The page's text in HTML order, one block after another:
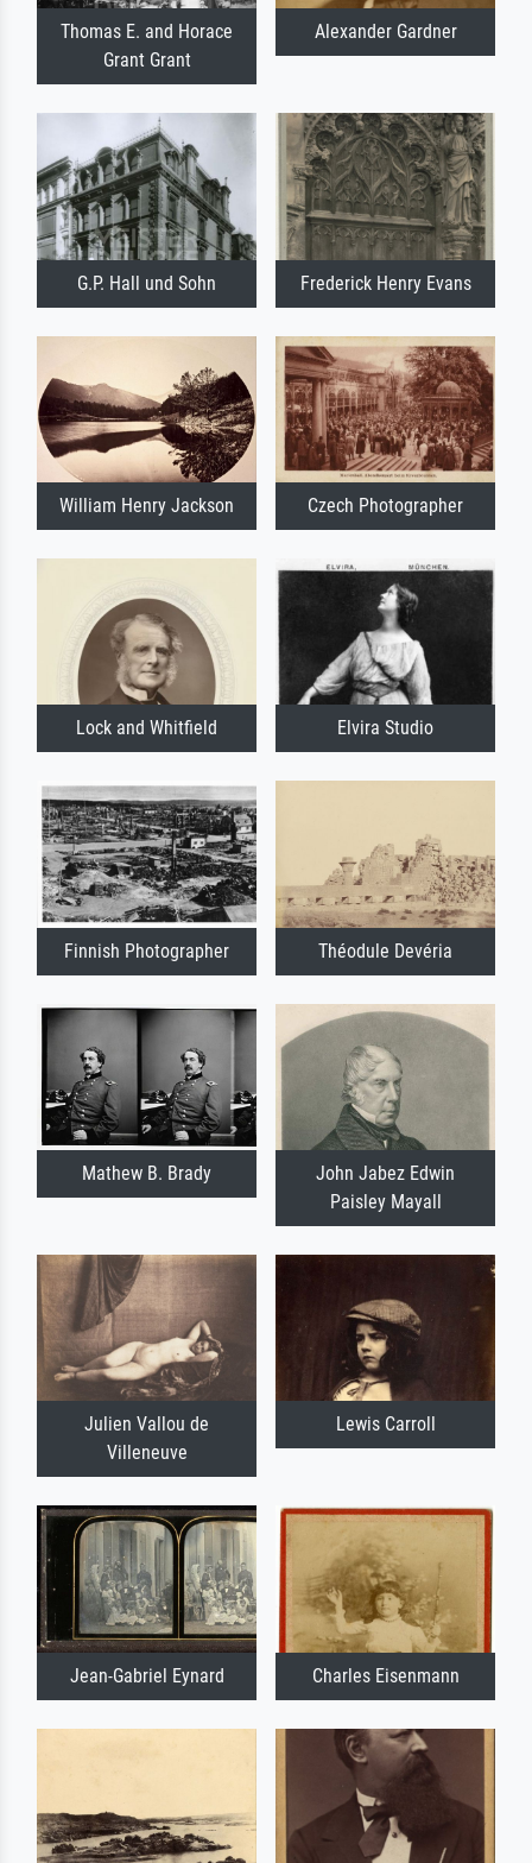
Thomas E. and Horace
Grant Grant
Alexander Gardner
G.P. Hall und Sohn Frederick Henry Evans
William Henry Jackson Czech Photographer
Lock and Whitfield Elvira Studio
Finnish Photographer Théodule Devéria
Mathew B. Brady
John Jabez Edwin
Paisley Mayall
Julien Vallou de
Villeneuve
Lewis Carroll
Jean-Gabriel Eynard Charles Eisenmann